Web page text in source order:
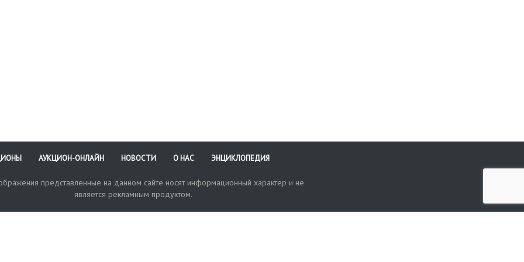
АУКЦИОН-ОНЛАЙН НОВОСТИ О НАС ЭНЦИКЛОПЕДИЯ
представленные на данном сайте носят информационный характер и не
является рекламным продуктом.